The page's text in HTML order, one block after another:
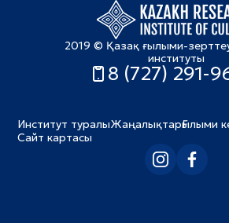
2019 © Қазақ ғылыми-
институты
8 (727) 291-
Институт туралыЖаңалықтарҒылыми
Сайт картасы